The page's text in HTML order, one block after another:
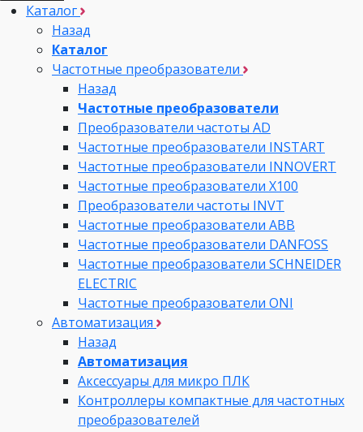
Каталог
Назад
Каталог
Частотные преобразователи
Назад
Частотные преобразователи
Преобразователи частоты AD
Частотные преобразователи INSTART
Частотные преобразователи INNOVERT
Частотные преобразователи Х100
Преобразователи частоты INVT
Частотные преобразователи ABB
Частотные преобразователи DANFOSS
Частотные преобразователи SCHNEIDER
ELECTRIC
Частотные преобразователи ONI
Автоматизация
Назад
Автоматизация
Аксессуары для микро ПЛК
Контроллеры компактные для частотных
преобразователей